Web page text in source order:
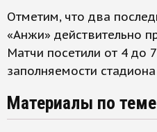
Отметим, что два
«Анжи» действительно
Матчи посетили от 4 до
заполняемости
Материалы по теме